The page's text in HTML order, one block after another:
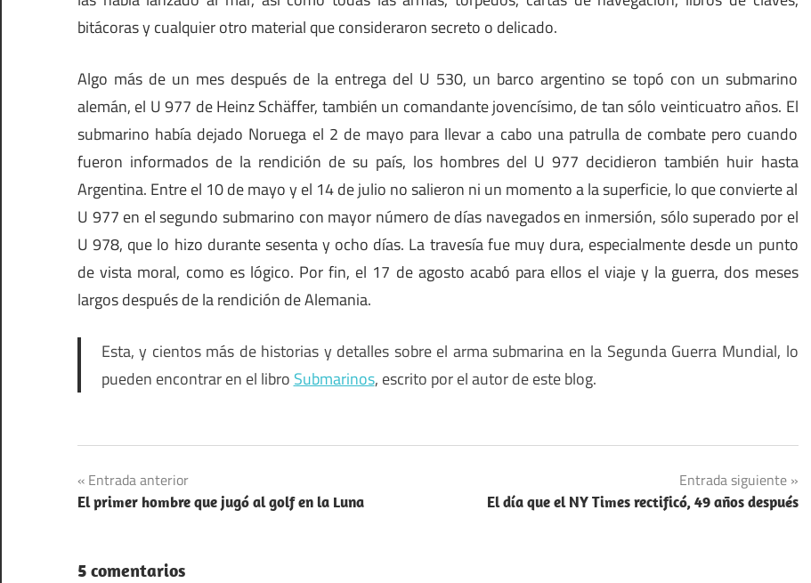
bitácoras y cualquier otro material que consideraron secreto o delicado.
Algo más de un mes después de la entrega del U 530, un barco argentino se topó con un submarino
alemán, el U 977 de Heinz Schäffer, también un comandante jovencísimo, de tan sólo veinticuatro años. El
submarino había dejado Noruega el 2 de mayo para llevar a cabo una patrulla de combate pero cuando
fueron informados de la rendición de su país, los hombres del U 977 decidieron también huir hasta
Argentina. Entre el 10 de mayo y el 14 de julio no salieron ni un momento a la superficie, lo que convierte al
U 977 en el segundo submarino con mayor número de días navegados en inmersión, sólo superado por el
U 978, que lo hizo durante sesenta y ocho días. La travesía fue muy dura, especialmente desde un punto
de vista moral, como es lógico. Por fin, el 17 de agosto acabó para ellos el viaje y la guerra, dos meses
largos después de la rendición de Alemania.
Esta, y cientos más de historias y detalles sobre el arma submarina en la Segunda Guerra Mundial, lo
pueden encontrar en el libro Submarinos, escrito por el autor de este blog.
Navegación
de
entradas
Entrada anterior
El primer hombre que jugó al golf en la Luna
Entrada siguiente
El día que el NY Times rectificó, 49 años después
5 comentarios